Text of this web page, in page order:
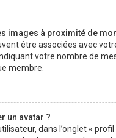
images à proximité de
être associées avec
votre nombre de
membre.
un avatar ?
dans l’onglet «